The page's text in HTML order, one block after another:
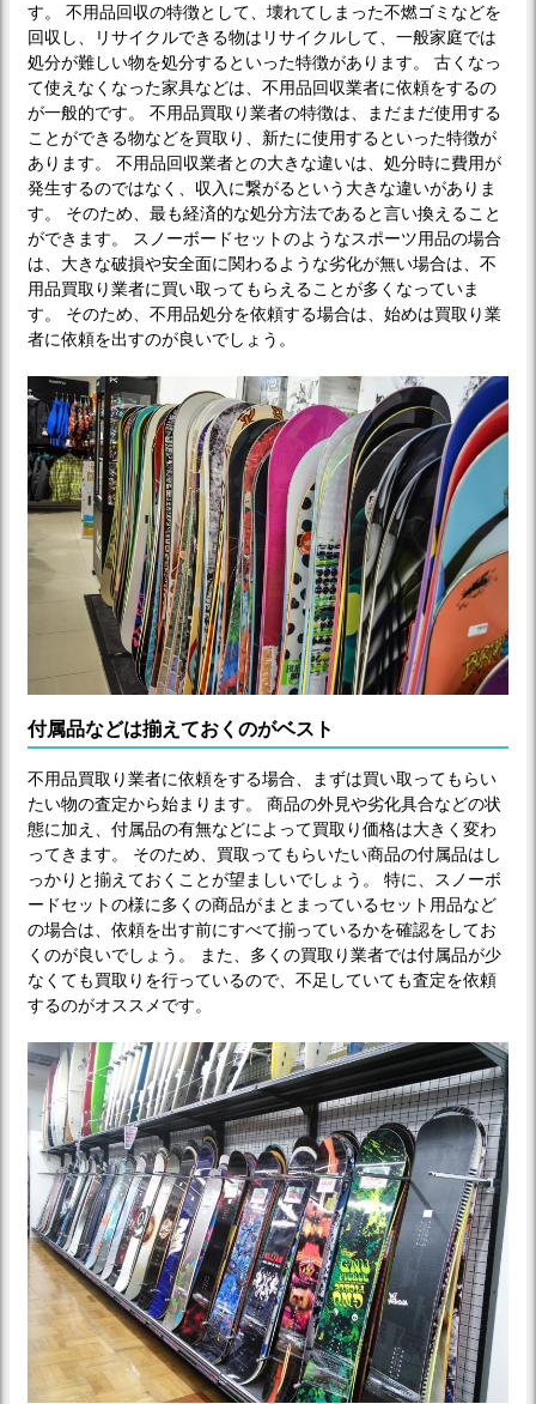
す。 不用品回収の特徴として、壊れてしまった不燃ゴミなどを
回収し、リサイクルできる物はリサイクルして、一般家庭では
処分が難しい物を処分するといった特徴があります。 古くなっ
て使えなくなった家具などは、不用品回収業者に依頼をするの
が一般的です。 不用品買取り業者の特徴は、まだまだ使用する
ことができる物などを買取り、新たに使用するといった特徴が
あります。 不用品回収業者との大きな違いは、処分時に費用が
発生するのではなく、収入に繋がるという大きな違いがありま
す。 そのため、最も経済的な処分方法であると言い換えること
ができます。 スノーボードセットのようなスポーツ用品の場合
は、大きな破損や安全面に関わるような劣化が無い場合は、不
用品買取り業者に買い取ってもらえることが多くなっていま
す。 そのため、不用品処分を依頼する場合は、始めは買取り業
者に依頼を出すのが良いでしょう。
付属品などは揃えておくのがベスト
不用品買取り業者に依頼をする場合、まずは買い取ってもらい
たい物の査定から始まります。 商品の外見や劣化具合などの状
態に加え、付属品の有無などによって買取り価格は大きく変わ
ってきます。 そのため、買取ってもらいたい商品の付属品はし
っかりと揃えておくことが望ましいでしょう。 特に、スノーボ
ードセットの様に多くの商品がまとまっているセット用品など
の場合は、依頼を出す前にすべて揃っているかを確認をしてお
くのが良いでしょう。 また、多くの買取り業者では付属品が少
なくても買取りを行っているので、不足していても査定を依頼
するのがオススメです。